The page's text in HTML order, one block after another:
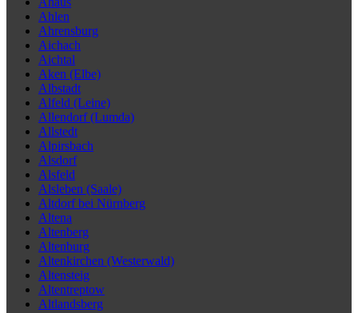
Ahlen
Ahrensburg
Aichach
Aichtal
Aken (Elbe)
Albstadt
Alfeld (Leine)
Allendorf (Lumda)
Allstedt
Alpirsbach
Alsdorf
Alsfeld
Alsleben (Saale)
Altdorf bei Nürnberg
Altena
Altenberg
Altenburg
Altenkirchen (Westerwald)
Altensteig
Altentreptow
Altlandsberg